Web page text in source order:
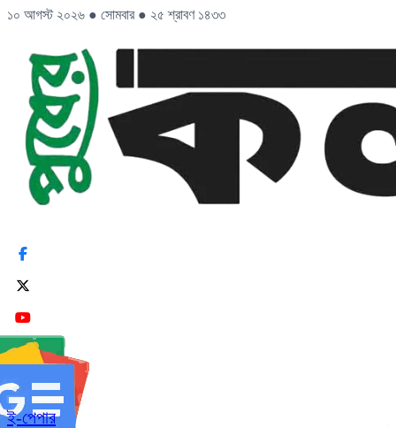
১০ আগস্ট ২০২৬ ● সোমবার ● ২৫ শ্রাবণ ১৪৩৩
ই-পেপার